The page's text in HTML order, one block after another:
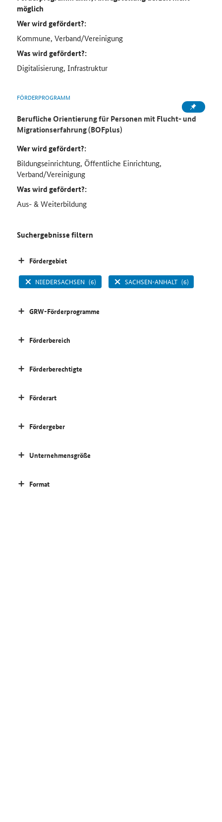
möglich
Wer wird gefördert?:
Kommune, Verband/Vereinigung
Was wird gefördert?:
Digitalisierung, Infrastruktur
FÖRDERPROGRAMM
Berufliche Orientierung für Personen mit Flucht- und
Migrationserfahrung (BOFplus)
Wer wird gefördert?:
Bildungseinrichtung, Öffentliche Einrichtung,
Verband/Vereinigung
Was wird gefördert?:
Aus- & Weiterbildung
Suchergebnisse filtern
Fördergebiet
NIEDERSACHSEN (6) SACHSEN-ANHALT (6)
GRW-Förderprogramme
Förderbereich
Förderberechtigte
Förderart
Fördergeber
Unternehmensgröße
Format